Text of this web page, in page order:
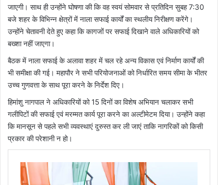
जाएगी। साथ ही उन्होंने घोषणा की कि वह स्वयं सोमवार से प्रतिदिन सुबह 7:30
बजे शहर के विभिन्न क्षेत्रों में नाला सफाई कार्यों का स्थलीय निरीक्षण करेंगे।
उन्होंने चेतावनी देते हुए कहा कि कागजों पर सफाई दिखाने वाले अधिकारियों को
बख्शा नहीं जाएगा।
बैठक में नाला सफाई के अलावा शहर में चल रहे अन्य विकास एवं निर्माण कार्यों की
भी समीक्षा की गई। महापौर ने सभी परियोजनाओं को निर्धारित समय सीमा के भीतर
उच्च गुणवत्ता के साथ पूरा करने के निर्देश दिए।
हिमांशु नागपाल ने अधिकारियों को 15 दिनों का विशेष अभियान चलाकर सभी
गलीपिटों की सफाई एवं मरम्मत कार्य पूरा करने का अल्टीमेटम दिया। उन्होंने कहा
कि मानसून से पहले सभी व्यवस्थाएं दुरुस्त कर ली जाएं ताकि नागरिकों को किसी
प्रकार की परेशानी न हो।